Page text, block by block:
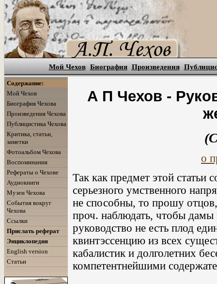
Мой Чехов Биография Произведения
Содержание:
Мой Чехов
Биография Чехова
Произведения Чехова
Публицистика Чехова
Критика, статьи,
заметки
Фотоальбом Чехова
Воспоминания
Рефераты о Чехове
Аудиокниги
Музеи Чехова
События вокруг
Чехова
Ссылки
Прислать реферат
Энциклопедия
English version
Статьи
А П Чехов -
о
Так как предмет этой статьи
серьезного умственного
не способны, то прошу
проч. наблюдать, чтобы дамы
руководство не есть плод
квинтэссенцию из всех
кабалистик и долголетних
компетентнейшими